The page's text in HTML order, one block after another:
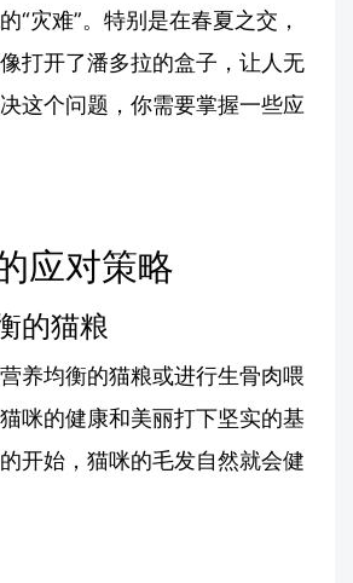
“灾难”。特别是在春夏之交，
打开了潘多拉的盒子，让人无
这个问题，你需要掌握一些应
应对策略
的猫粮
养均衡的猫粮或进行生骨肉喂
咪的健康和美丽打下坚实的基
开始，猫咪的毛发自然就会健